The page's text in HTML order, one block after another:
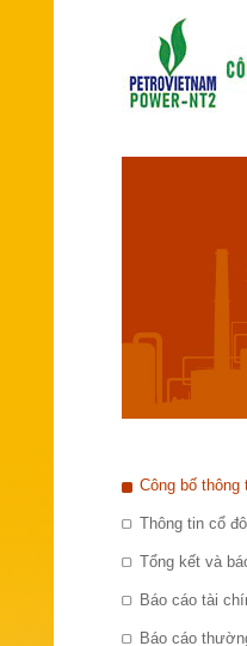
Công bố thông
Thông tin cổ
Tổng kết và
Báo cáo tài
Báo cáo